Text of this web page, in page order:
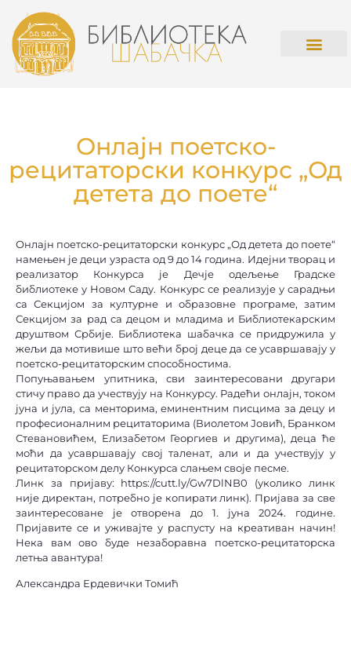
Онлајн поетско-
рецитаторски конкурс „Од
детета до поете“
Онлајн поетско-рецитаторски конкурс „Од детета до поете“
намењен је деци узраста од 9 до 14 година. Идејни творац и
реализатор Конкурса је Дечје одељење Градске
библиотеке у Новом Саду. Конкурс се реализује у сарадњи
са Секцијом за културне и образовне програме, затим
Секцијом за рад са децом и младима и Библиотекарским
друштвом Србије. Библиотека шабачка се придружила у
жељи да мотивише што већи број деце да се усавршавају у
поетско-рецитаторским способностима.
Попуњавањем упитника, сви заинтересовани другари
стичу право да учествују на Конкурсу. Радећи онлајн, током
јуна и јула, са менторима, еминентним писцима за децу и
професионалним рецитаторима (Виолетом Јовић, Бранком
Стевановићем, Елизабетом Георгиев и другима), деца ће
моћи да усавршавају свој таленат, али и да учествују у
рецитаторском делу Конкурса слањем своје песме.
Линк за пријаву: https://cutt.ly/Gw7DlNB0 (уколико линк
није директан, потребно је копирати линк). Пријава за све
заинтересоване је отворена до 1. јуна 2024. године.
Пријавите се и уживајте у распусту на креативан начин!
Нека вам ово буде незаборавна поетско-рецитаторска
летња авантура!
Александра Ердевички Томић